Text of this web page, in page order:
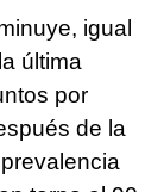
igual
última
por
de la